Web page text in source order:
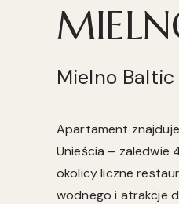
Mielno
Apartament
Unieścia – zaledwie
okolicy liczne
wodnego i atrakcje